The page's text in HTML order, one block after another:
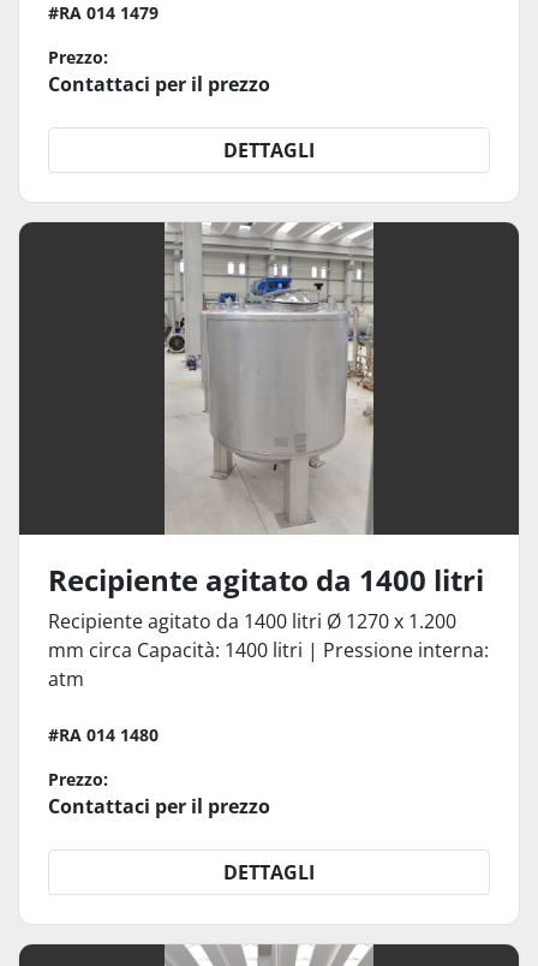
#RA 014 1479
Prezzo:
Contattaci per il prezzo
DETTAGLI
Recipiente agitato da 1400 litri
Recipiente agitato da 1400 litri Ø 1270 x 1.200
mm circa Capacità: 1400 litri | Pressione interna:
atm
#RA 014 1480
Prezzo:
Contattaci per il prezzo
DETTAGLI